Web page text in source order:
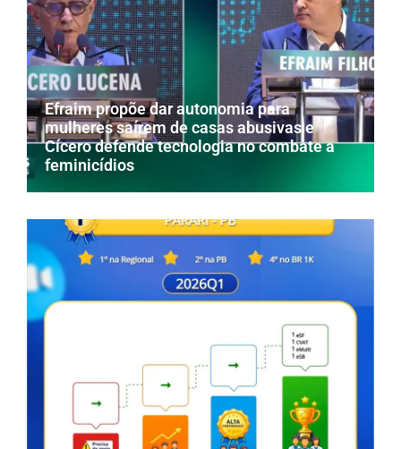
Efraim propõe dar autonomia para
mulheres saírem de casas abusivas e
Cícero defende tecnologia no combate a
feminicídios